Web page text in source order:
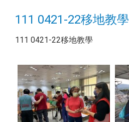
111 0421-22移地教學
111 0421-22移地教學